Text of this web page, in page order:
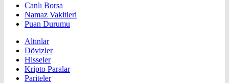
Canlı Borsa
Namaz Vakitleri
Puan Durumu
Altınlar
Dövizler
Hisseler
Kripto Paralar
Pariteler